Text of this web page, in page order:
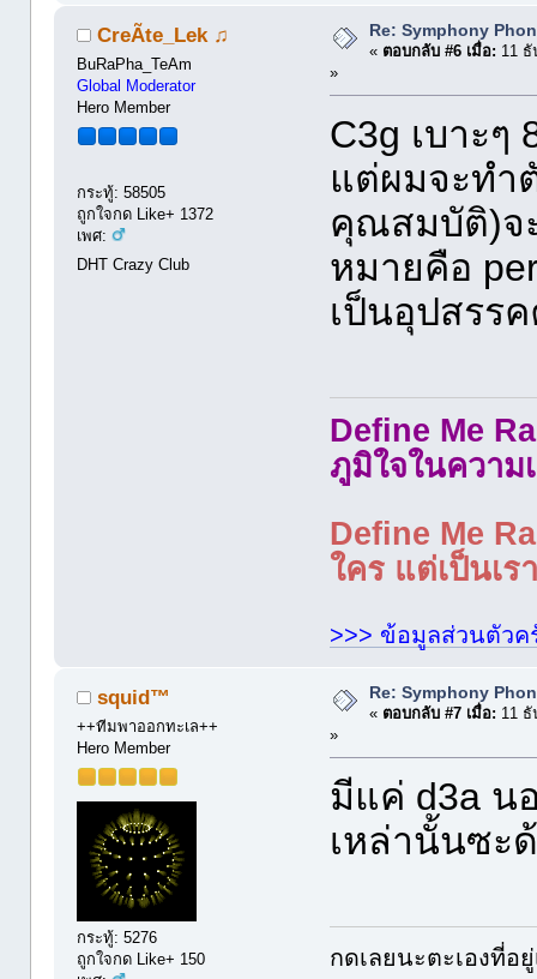
CreÃte_Lek ♫
BuRaPha_TeAm
Global Moderator
Hero Member
กระทู้: 58505
ถูกใจกด Like+ 1372
เพศ:
DHT Crazy Club
Re: Symphony
« ตอบกลับ #6 เมื่อ: 11 ธั
»
C3g เบาะๆ
แต่ผมจะทำ
คุณสมบัติ)จ
หมายคือ
เป็นอุปสรร
Define Me
ภูมิใจในความ
Define Me
ใคร แต่เป็นเ
>>> ข้อมูลส่วนตัวค
squid™
++ทีมพาออกทะเล++
Hero Member
กระทู้: 5276
ถูกใจกด Like+ 150
Re: Symphony
« ตอบกลับ #7 เมื่อ: 11 ธั
»
มีแค่ d3a น
เหล่านั้นซะ
กดเลยนะตะเองที่อยู่